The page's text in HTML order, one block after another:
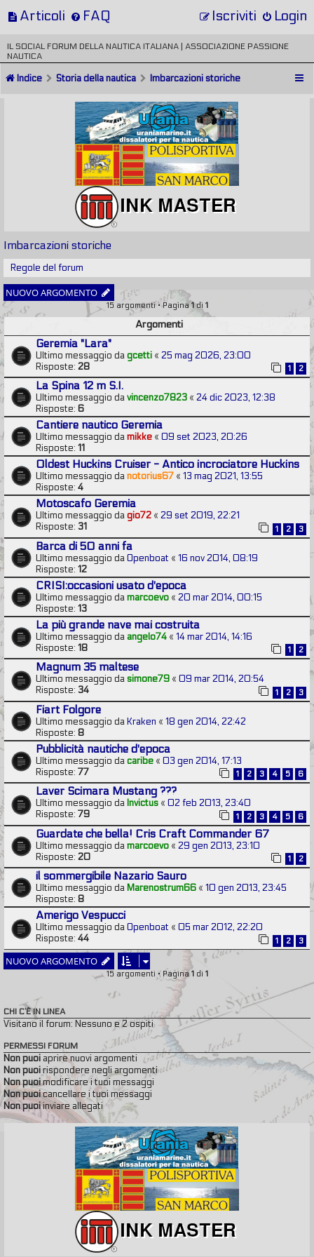
Articoli FAQ Login
Iscriviti
IL SOCIAL FORUM DELLA NAUTICA ITALIANA | ASSOCIAZIONE PASSIONE
NAUTICA
Indice Storia della nautica Imbarcazioni storiche
Imbarcazioni storiche
Regole del forum
NUOVO ARGOMENTO
15 argomenti • Pagina1di 1
Argomenti
Geremia "Lara"
Ultimo messaggio dagcetti « 25 mag 2026, 23:00
Risposte: 28 1 2
La Spina 12 m S.I.
Ultimo messaggio davincenzo7823 « 24 dic 2023, 12:38
Risposte: 6
Cantiere nautico Geremia
Ultimo messaggio damikke « 09 set 2023, 20:26
Risposte: 11
Oldest Huckins Cruiser - Antico incrociatore Huckins
Ultimo messaggio danotorius67 « 13 mag 2021, 13:55
Risposte: 4
Motoscafo Geremia
Ultimo messaggio dagio72 « 29 set 2019, 22:21
Risposte: 31 1 2 3
Barca di 50 anni fa
Ultimo messaggio daOpenboat « 16 nov 2014, 08:19
Risposte: 12
CRISI:occasioni usato d'epoca
Ultimo messaggio damarcoevo « 20 mar 2014, 00:15
Risposte: 13
La più grande nave mai costruita
Ultimo messaggio daangelo74 « 14 mar 2014, 14:16
Risposte: 18 1 2
Magnum 35 maltese
Ultimo messaggio dasimone79 « 09 mar 2014, 20:54
Risposte: 34 1 2 3
Fiart Folgore
Ultimo messaggio da Kraken « 18 gen 2014, 22:42
Risposte: 8
Pubblicità nautiche d'epoca
Ultimo messaggio dacaribe « 03 gen 2014, 17:13
Risposte: 77 1 2 3 4 5 6
Laver Scimara Mustang ???
Ultimo messaggio daInvictus « 02 feb 2013, 23:40
Risposte: 79 1 2 3 4 5 6
Guardate che bella! Cris Craft Commander 67
Ultimo messaggio damarcoevo « 29 gen 2013, 23:10
Risposte: 20 1 2
il sommergibile Nazario Sauro
Ultimo messaggio da Marenostrum66 « 10 gen 2013, 23:45
Risposte: 8
Amerigo Vespucci
Ultimo messaggio daOpenboat « 05 mar 2012, 22:20
Risposte: 44 1 2 3
NUOVO ARGOMENTO
15 argomenti • Pagina1di 1
CHI C’È IN LINEA
Visitano il forum: Nessuno e 2 ospiti
PERMESSI FORUM
Non puoiaprire nuovi argomenti
Non puoirispondere negli argomenti
Non puoimodificare i tuoi messaggi
Non puoicancellare i tuoi messaggi
Non puoiinviare allegati